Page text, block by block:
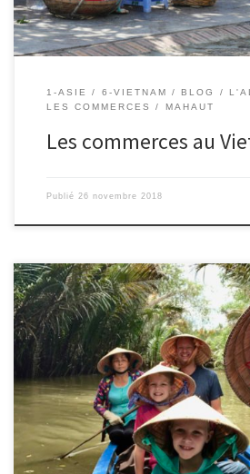
1-ASIE 6-VIETNAM BLOG
LES COMMERCES
MAHAUT
Les commerces au
Publié 26 novembre 2018
Le 23/11/2018 – Ingrid. Nous ne sommes
Vietnam. Nous y avons vécu 3 ans de
revenions surtout pour montrer à nos
habité et où notre aînée a vu le jour. Nous